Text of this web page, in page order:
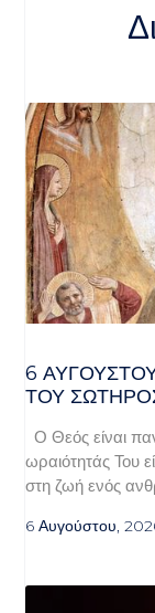
6
ΤΟΥ
Ο Θεός είναι
ωραιότητάς Του
στη ζωή ενός
6 Αυγούστου,